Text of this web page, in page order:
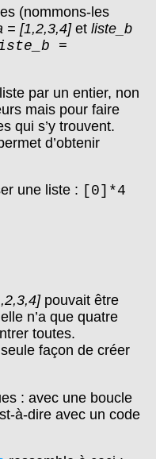
(nommons-les
= [1,2,3,4]etliste_b
=
par un entier, non
mais pour faire
qui s’y trouvent.
d’obtenir
une liste : [0]*4
pouvait être
n’a que quatre
toutes.
façon de créer
: avec une boucle
à-dire avec un code